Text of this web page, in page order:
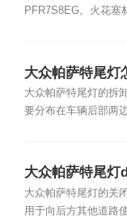
PFR7S8EG。火花塞
大众帕萨特尾灯
大众帕萨特尾灯的拆
要分布在车辆后部两
大众帕萨特尾灯
大众帕萨特尾灯的关
用于向后方其他道路